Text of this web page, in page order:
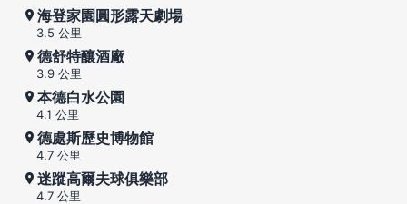
海登家園圓形露天劇場
3.5 公里
德舒特釀酒廠
3.9 公里
本德白水公園
4.1 公里
德處斯歷史博物館
4.7 公里
迷蹤高爾夫球俱樂部
4.7 公里